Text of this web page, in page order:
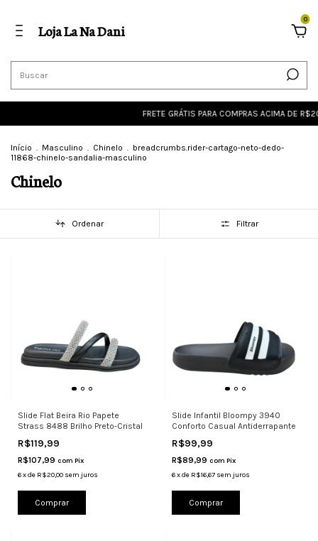
Loja La Na Dani
0
FRETE GRÁTIS PARA COMPRAS ACIMA DE R$200,00
Início . Masculino . Chinelo . breadcrumbs.rider-cartago-neto-dedo-
11868-chinelo-sandalia-masculino
Chinelo
Ordenar Filtrar
Slide Flat Beira Rio Papete
Strass 8488 Brilho Preto-Cristal
R$119,99
R$107,99 com Pix
6xde R$20,00 sem juros
Comprar
Slide Infantil Bloompy 3940
Conforto Casual Antiderrapante
R$99,99
R$89,99 com Pix
6 xde R$16,67 sem juros
Comprar